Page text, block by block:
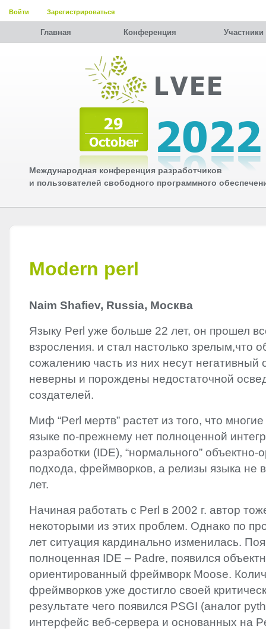
Войти Зарегистрироваться
Главная Конференция Участники
Международная конференция разработчиков
и пользователей свободного программного
Modern perl
Naim Shafiev, Russia, Москва
Языку Perl уже больше 22 лет, он прошел
взросления. и стал настолько зрелым,что
сожалению часть из них несут негативный
неверны и порождены недостаточной
создателей.
Миф “Perl мертв” растет из того, что
языке по-прежнему нет полноценной
разработки (IDE), “нормального” объектно-
подхода, фреймворков, а релизы языка не
лет.
Начиная работать с Perl в 2002 г. автор
некоторыми из этих проблем. Однако по
лет ситуация кардинально изменилась.
полноценная IDE – Padre, появился
ориентированный фреймворк Moose.
фреймворков уже достигло своей
результате чего появился PSGI (аналог
интерфейс веб-сервера и основанных на